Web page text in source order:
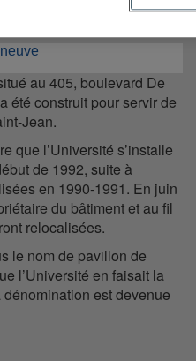
au 405, boulevard De
été construit pour servir de
Jean.
que l’Université s’installe
de 1992, suite à
en 1990-1991. En juin
du bâtiment et au fil
relocalisées.
le nom de pavillon de
l’Université en faisait la
est devenue